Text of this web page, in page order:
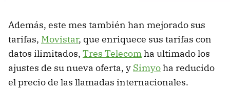
Además, este mes también han mejorado sus
tarifas, Movistar, que enriquece sus tarifas con
datos ilimitados, Tres Telecomha ultimado los
ajustes de su nueva oferta, y Simyoha reducido
el precio de las llamadas internacionales.